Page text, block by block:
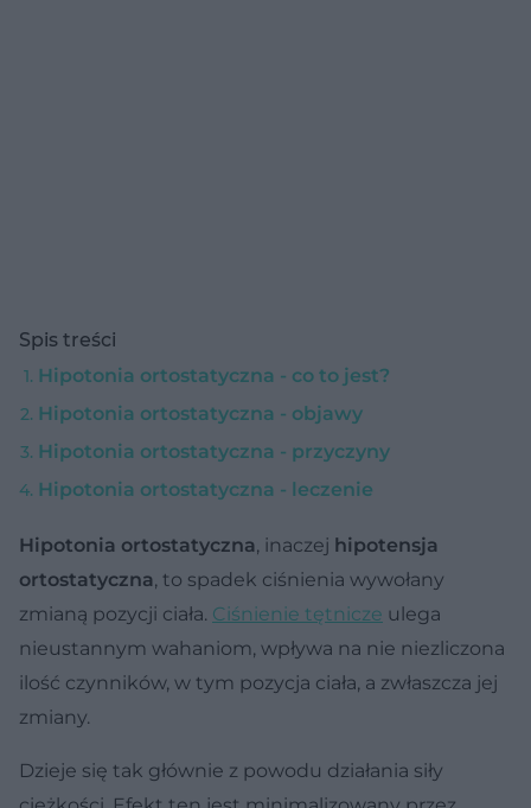
Spis treści
Hipotonia ortostatyczna - co to jest?
Hipotonia ortostatyczna - objawy
Hipotonia ortostatyczna - przyczyny
Hipotonia ortostatyczna - leczenie
Hipotonia ortostatyczna, inaczej hipotensja
ortostatyczna, to spadek ciśnienia wywołany
zmianą pozycji ciała. Ciśnienie tętnicze ulega
nieustannym wahaniom, wpływa na nie niezliczona
ilość czynników, w tym pozycja ciała, a zwłaszcza jej
zmiany.
Dzieje się tak głównie z powodu działania siły